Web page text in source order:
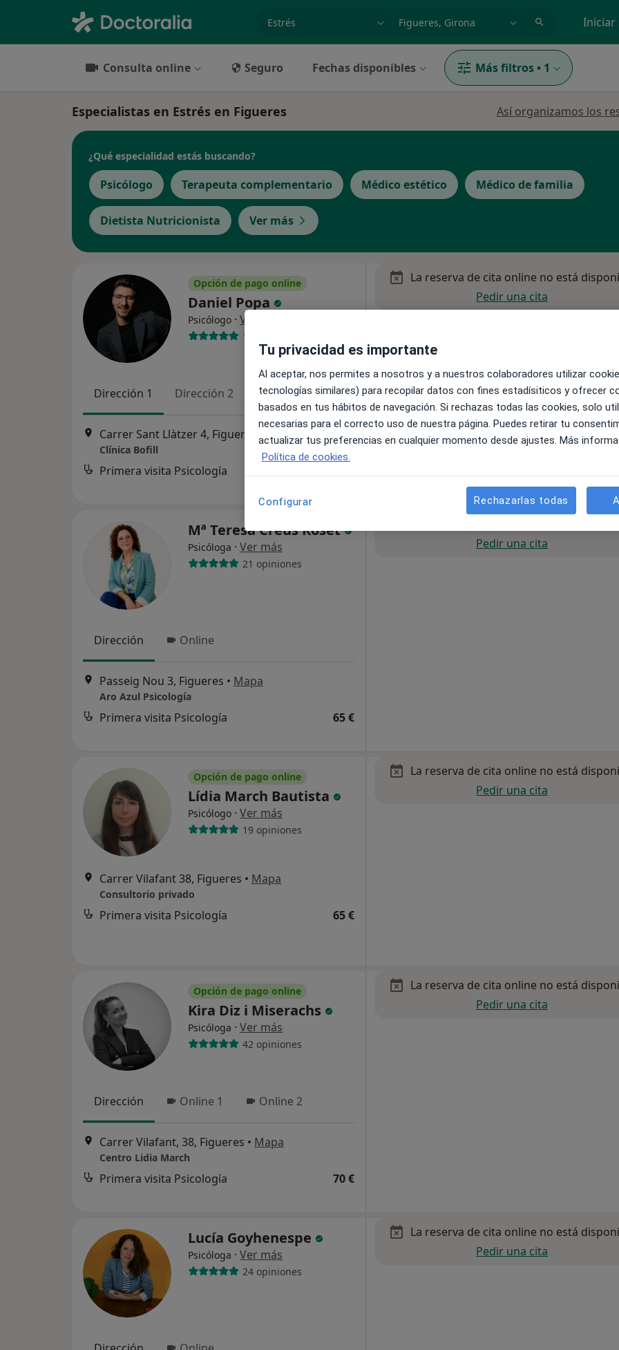
especialidad, enfermedad o nombre Iniciar
Consulta online Seguro Fechas disponibles Más filtros • 1
Especialistas en Estrés en Figueres Así organizamos los
¿Qué especialidad estás buscando?
Psicólogo Terapeuta complementario Médico estético Médico de familia
Dietista Nutricionista Ver más
Opción de pago online
Daniel Popa
Psicólogo · Ver más
118 opiniones
Dirección 1 Dirección 2 Online
Carrer Sant Llàtzer 4, Figueres Mapa
Clínica Bofill
Primera visita Psicología
La reserva de cita online no está
Pedir una cita
Mª Teresa Creus Roset
Psicóloga · Ver más
21 opiniones
Dirección Online
Passeig Nou 3, Figueres • Mapa
Aro Azul Psicología
Primera visita Psicología 65 €
Pedir una cita
Opción de pago online
Lídia March Bautista
Psicólogo · Ver más
19 opiniones
Carrer Vilafant 38, Figueres • Mapa
Consultorio privado
Primera visita Psicología 65 €
La reserva de cita online no está
Pedir una cita
Opción de pago online
Kira Diz i Miserachs
Psicóloga · Ver más
42 opiniones
Dirección Online 1 Online 2
Carrer Vilafant, 38, Figueres • Mapa
Centro Lidia March
Primera visita Psicología 70 €
La reserva de cita online no está
Pedir una cita
Lucía Goyhenespe
Psicóloga · Ver más
24 opiniones
La reserva de cita online no está
Pedir una cita
Tu privacidad es importante
Al aceptar, nos permites a nosotros y a nuestros colaboradores utilizar
tecnologías similares) para recopilar datos con fines estadísiticos y ofrecer
basados en tus hábitos de navegación. Si rechazas todas las cookies, solo
necesarias para el correcto uso de nuestra página. Puedes retirar tu
actualizar tus preferencias en cualquier momento desde ajustes. Más
Política de cookies.
Configurar Rechazarlas todas